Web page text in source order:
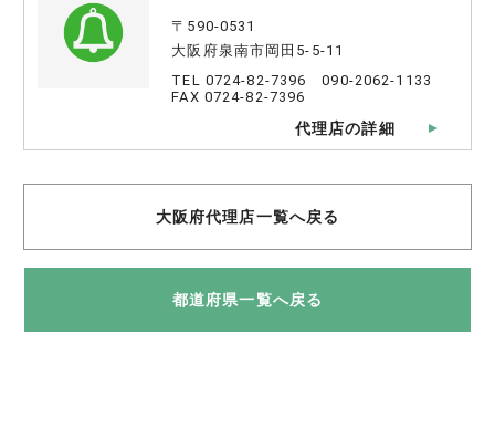
〒590-0531
大阪府泉南市岡田5-5-11
TEL 0724-82-7396 090-2062-1133
FAX 0724-82-7396
代理店の詳細
大阪府代理店一覧へ戻る
都道府県一覧へ戻る